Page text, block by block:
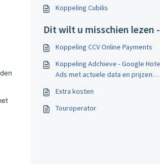
Koppeling Cubilis
Dit wilt u misschien lezen -
Koppeling CCV Online Payments
Koppeling Adchieve - Google Hotel
Ads met actuele data en prijzen
Extra kosten
Touroperator